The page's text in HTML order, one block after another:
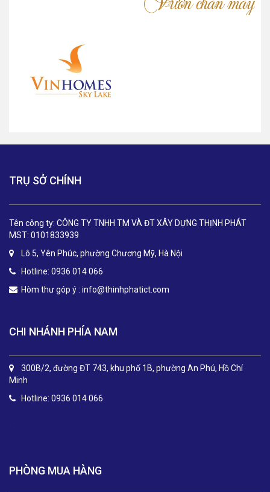
TRỤ SỞ CHÍNH
Tên công ty: CÔNG TY TNHH TM VÀ ĐT XÂY DỰNG THỊNH PHÁT
MST: 0101833939
Lô 5, Yên Phúc, phường Chương Mỹ, Hà Nội
Hotline: 0936 014 066
Hòm thư góp ý : info@thinhphatict.com
CHI NHÁNH PHÍA NAM
300B/2, đường ĐT 743, khu phố 1B, phường An Phú, Hồ Chí
Minh
Hotline: 0936 014 066
.
PHÒNG MUA HÀNG